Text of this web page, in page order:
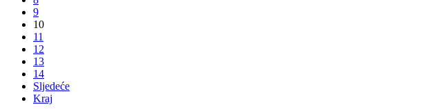
9
10
11
12
13
14
Sljedeće
Kraj